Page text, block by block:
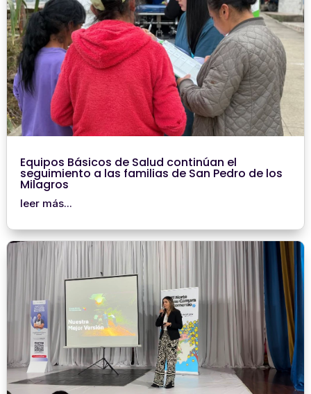
Equipos Básicos de Salud continúan el
seguimiento a las familias de San Pedro de los
Milagros
leer más...